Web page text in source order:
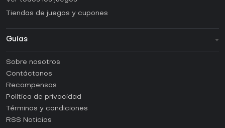
Tiendas de juegos y cupones
Guías
Guías y tutoriales
¿Cómo activar una CD Key de Steam?
¿Cómo activar una CD Key de Epic Games?
¿Cómo activar una CD Key de GOG?
¿Cómo activar una CD Key de Ubisoft Connect?
Sobre nosotros
Contáctanos
Recompensas
Política de privacidad
Términos y condiciones
RSS Noticias